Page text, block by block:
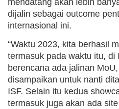
dijalin sebagai outcome
internasional ini.
“Waktu 2023, kita berhasil
termasuk pada waktu itu, di
berencana ada jalinan
disampaikan untuk nanti
ISF. Selain itu kedua
termasuk juga akan ada